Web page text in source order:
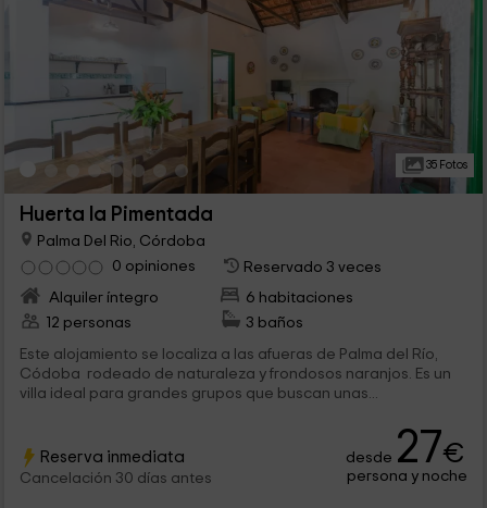
35 Fotos
Huerta la Pimentada
Palma Del Rio, Córdoba
0 opiniones
Reservado 3 veces
Alquiler íntegro
6 habitaciones
12 personas
3 baños
Este alojamiento se localiza a las afueras de Palma del Río,
Códoba rodeado de naturaleza y frondosos naranjos. Es un
villa ideal para grandes grupos que buscan unas...
Reserva inmediata
Cancelación 30 días antes
desde 27€
persona y noche